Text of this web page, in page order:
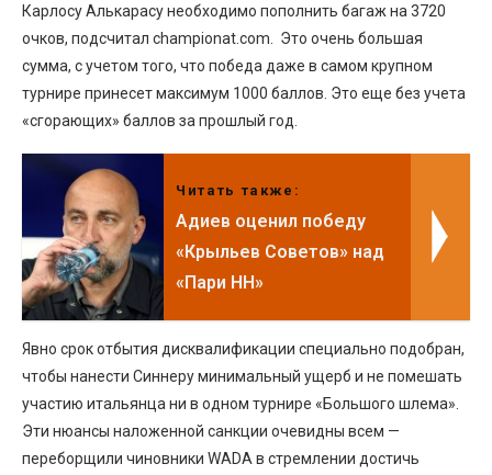
Карлосу Алькарасу необходимо пополнить багаж на 3720
очков, подсчитал championat.com. Это очень большая
сумма, с учетом того, что победа даже в самом крупном
турнире принесет максимум 1000 баллов. Это еще без учета
«сгорающих» баллов за прошлый год.
Читать также:
Адиев оценил победу
«Крыльев Советов» над
«Пари НН»
Явно срок отбытия дисквалификации специально подобран,
чтобы нанести Синнеру минимальный ущерб и не помешать
участию итальянца ни в одном турнире «Большого шлема».
Эти нюансы наложенной санкции очевидны всем —
переборщили чиновники WADA в стремлении достичь